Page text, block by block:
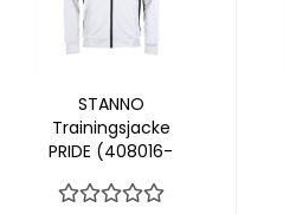
STANNO
Trainingsjacke
PRIDE (408016-